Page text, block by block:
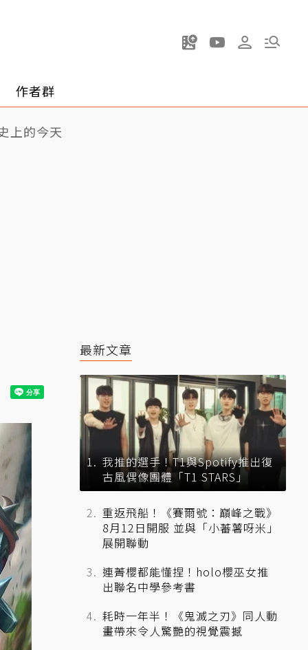
作者群
上的今天
最新文章
我推的選手！T1與Spotify推出復
古風偶像團體「T1 STARS」
重返飛船！《賽爾號：巔峰之戰》
8月12日開服 並與「小蕃薯呀米」
展開聯動
連菁櫻都能懂捏！holo櫻巫女推
出聯名中學參考書
耗時一年半！《鬼滅之刃》同人動
畫帶來令人驚艷的視覺震撼